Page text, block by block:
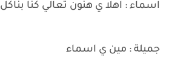
اسماء : اهلا ي هنون تعالي كنا بناكل
جميلة : مين ي اسماء